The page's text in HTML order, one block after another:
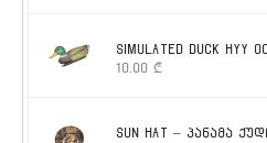
SIMULATED DUCK
10.00 ₾
SUN HAT – პანამა